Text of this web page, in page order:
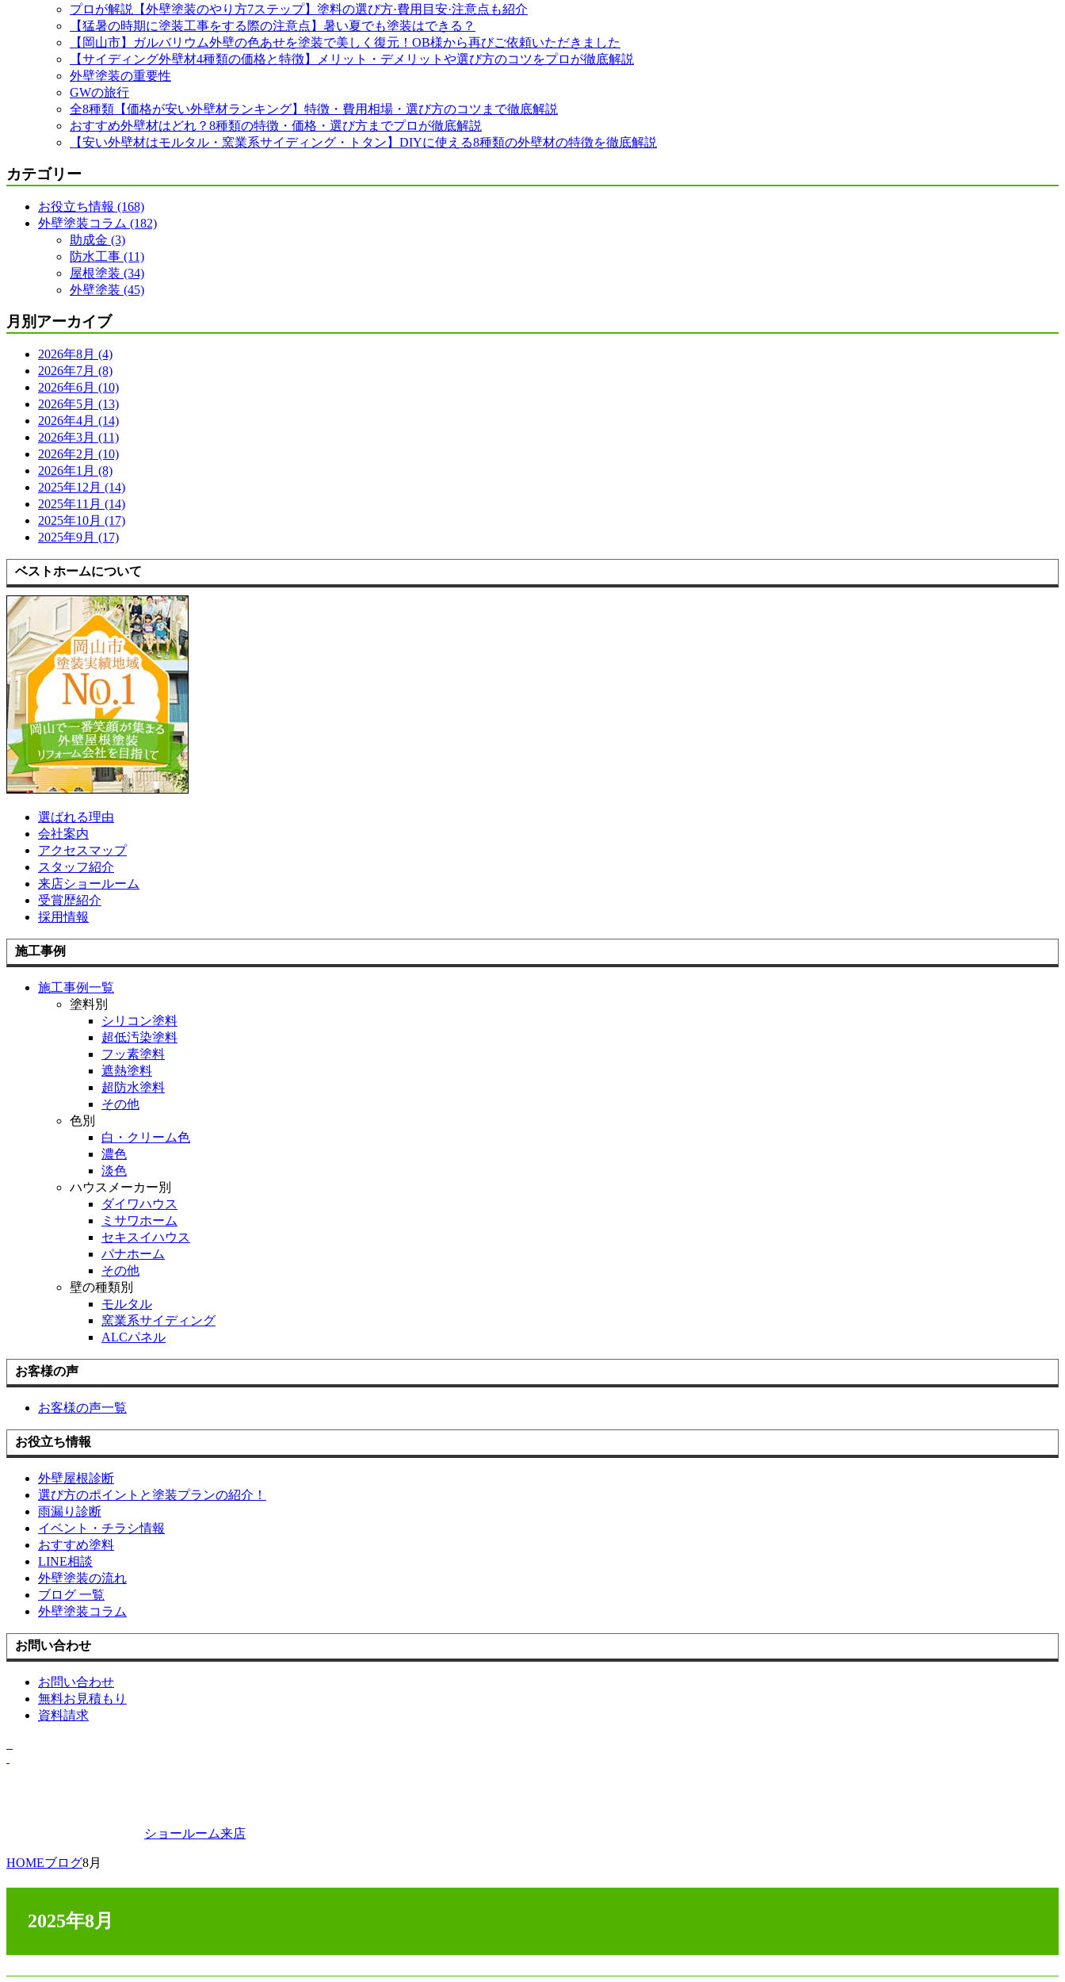
プロが解説【外壁塗装のやり方7ステップ】塗料の選び方·費用目安·注意点も紹介
【猛暑の時期に塗装工事をする際の注意点】暑い夏でも塗装はできる？
【岡山市】ガルバリウム外壁の色あせを塗装で美しく復元！OB様から再びご依頼いただきました
【サイディング外壁材4種類の価格と特徴】メリット・デメリットや選び方のコツをプロが徹底解説
外壁塗装の重要性
GWの旅行
全8種類【価格が安い外壁材ランキング】特徴・費用相場・選び方のコツまで徹底解説
おすすめ外壁材はどれ？8種類の特徴・価格・選び方までプロが徹底解説
【安い外壁材はモルタル・窯業系サイディング・トタン】DIYに使える8種類の外壁材の特徴を徹底解説
カテゴリー
お役立ち情報 (168)
外壁塗装コラム (182)
助成金 (3)
防水工事 (11)
屋根塗装 (34)
外壁塗装 (45)
月別アーカイブ
2026年8月 (4)
2026年7月 (8)
2026年6月 (10)
2026年5月 (13)
2026年4月 (14)
2026年3月 (11)
2026年2月 (10)
2026年1月 (8)
2025年12月 (14)
2025年11月 (14)
2025年10月 (17)
2025年9月 (17)
ベストホームについて
選ばれる理由
会社案内
アクセスマップ
スタッフ紹介
来店ショールーム
受賞歴紹介
採用情報
施工事例
施工事例一覧
塗料別
シリコン塗料
超低汚染塗料
フッ素塗料
遮熱塗料
超防水塗料
その他
色別
白・クリーム色
濃色
淡色
ハウスメーカー別
ダイワハウス
ミサワホーム
セキスイハウス
パナホーム
その他
壁の種類別
モルタル
窯業系サイディング
ALCパネル
お客様の声
お客様の声一覧
お役立ち情報
外壁屋根診断
選び方のポイントと塗装プランの紹介！
雨漏り診断
イベント・チラシ情報
おすすめ塗料
LINE相談
外壁塗装の流れ
ブログ 一覧
外壁塗装コラム
お問い合わせ
お問い合わせ
無料お見積もり
資料請求
ショールーム来店
HOMEブログ8月
2025年8月